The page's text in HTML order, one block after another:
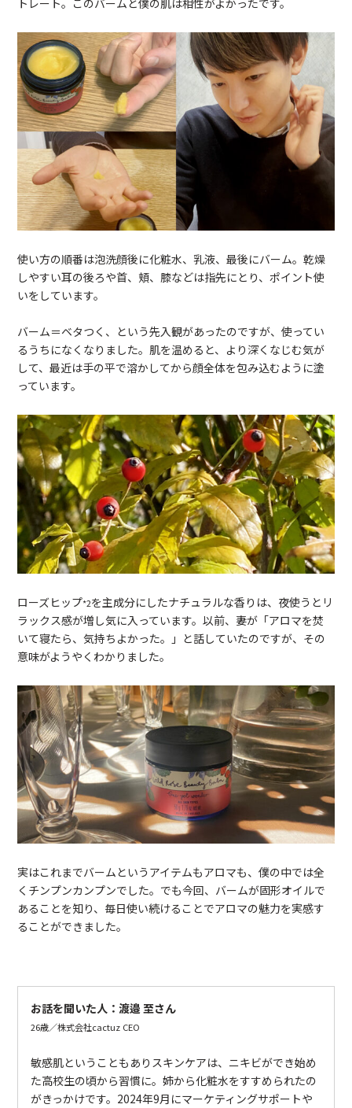
トレート。このバームと僕の肌は相性がよかったです。
使い方の順番は泡洗顔後に化粧水、乳液、最後にバーム。乾燥
しやすい耳の後ろや首、頬、膝などは指先にとり、ポイント使
いをしています。
バーム＝ベタつく、という先入観があったのですが、使ってい
るうちになくなりました。肌を温めると、より深くなじむ気が
して、最近は手の平で溶かしてから顔全体を包み込むように塗
っています。
ローズヒップ*2を主成分にしたナチュラルな香りは、夜使うとリ
ラックス感が増し気に入っています。以前、妻が「アロマを焚
いて寝たら、気持ちよかった。」と話していたのですが、その
意味がようやくわかりました。
実はこれまでバームというアイテムもアロマも、僕の中では全
くチンプンカンプンでした。でも今回、バームが固形オイルで
あることを知り、毎日使い続けることでアロマの魅力を実感す
ることができました。
お話を聞いた人：渡邉 至さん
26歳／株式会社cactuz CEO
敏感肌ということもありスキンケアは、ニキビができ始め
た高校生の頃から習慣に。姉から化粧水をすすめられたの
がきっかけです。2024年9月にマーケティングサポートや